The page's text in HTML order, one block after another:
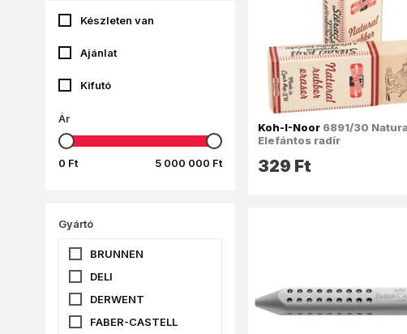
Koh-I-Noor6891/30
Elefántos radír
329 Ft
Készleten van
Ajánlat
Kifutó
Ár
0 Ft 5 000 000 Ft
Gyártó
BRUNNEN
DELI
DERWENT
FABER-CASTELL